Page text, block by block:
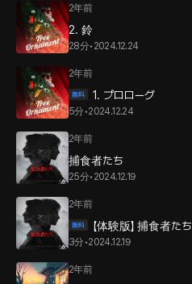
2年前
2. 鈴
28分• 2024.12.24
2年前
1. プロローグ
5分•2024.12.24
2年前
捕食者たち
25分• 2024.12.19
2年前
【体験版】 捕食者たち
3分•2024.12.19
2年前